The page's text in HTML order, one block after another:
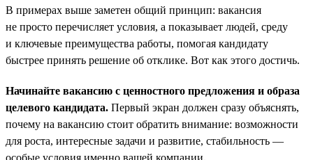
В примерах выше заметен общий принцип: вакансия
не просто перечисляет условия, а показывает людей, среду
и ключевые преимущества работы, помогая кандидату
быстрее принять решение об отклике. Вот как этого достичь.
Начинайте вакансию с ценностного предложения и образа
целевого кандидата. Первый экран должен сразу объяснять,
почему на вакансию стоит обратить внимание: возможности
для роста, интересные задачи и развитие, стабильность —
особые условия именно вашей компании.